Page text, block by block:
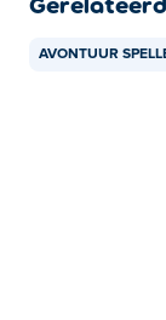
AVONTUUR